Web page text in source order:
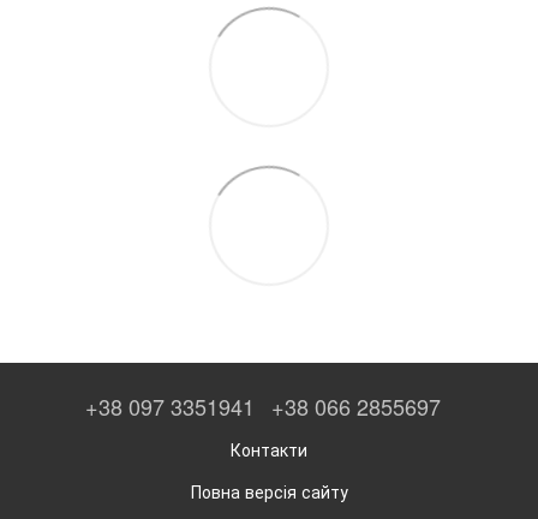
+38 097 3351941 +38 066 2855697
Контакти
Повна версія сайту